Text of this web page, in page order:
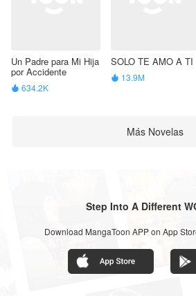
Un Padre para Mi Hija
por Accidente
 634.2K
SOLO TE AMO A TI
 13.9M
Más Novelas
Step Into A Different
Download MangaToon APP on App